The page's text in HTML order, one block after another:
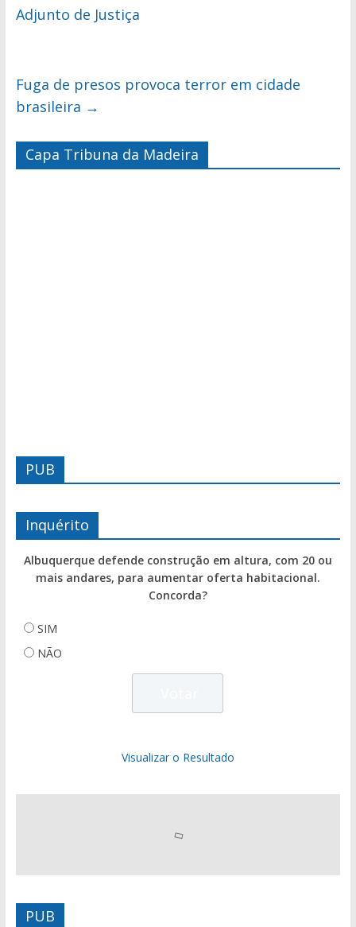
Adjunto de Justiça
Fuga de presos provoca terror em cidade
brasileira →
Capa Tribuna da Madeira
PUB
Inquérito
Albuquerque defende construção em altura, com 20 ou
mais andares, para aumentar oferta habitacional.
Concorda?
SIM
NÃO
Visualizar o Resultado
PUB